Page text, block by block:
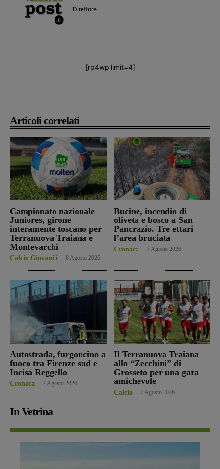
Articoli correlati
Campionato nazionale
Juniores, girone
interamente toscano per
Terranuova Traiana e
Montevarchi
Calcio Giovanili 8 Agosto 2026
Bucine, incendio di
oliveta e bosco a San
Pancrazio. Tre ettari
l’area bruciata
Cronaca 7 Agosto 2026
Autostrada, furgoncino a
fuoco tra Firenze sud e
Incisa Reggello
Cronaca 7 Agosto 2026
Il Terranuova Traiana
allo “Zecchini” di
Grosseto per una gara
amichevole
Calcio 7 Agosto 2026
In Vetrina
Direttore
[rp4wp limit=4]